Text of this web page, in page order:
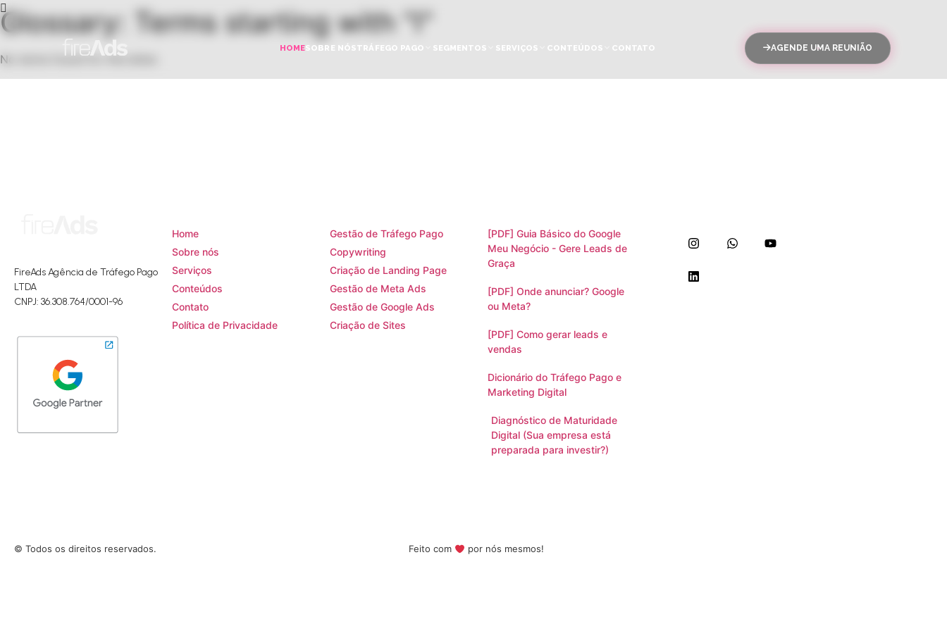
HOMESOBRE NÓSTRÁFEGO PAGO SEGMENTOS SERVIÇOS CONTEÚDOS CONTATO AGENDE UMA REUNIÃO
Glossary: Terms starting with "I"
No terms found for this letter.
FireAds Agência de Tráfego Pago
LTDA
CNPJ: 36.308.764/0001-96
Home
Sobre nós
Serviços
Conteúdos
Contato
Política de Privacidade
Gestão de Tráfego Pago
Copywriting
Criação de Landing Page
Gestão de Meta Ads
Gestão de Google Ads
Criação de Sites
[PDF] Guia Básico do Google
Meu Negócio - Gere Leads de
Graça
[PDF] Onde anunciar? Google
ou Meta?
[PDF] Como gerar leads e
vendas
Dicionário do Tráfego Pago e
Marketing Digital
Diagnóstico de Maturidade
Digital (Sua empresa está
preparada para investir?)
© Todos os direitos reservados. Feito com por nós mesmos!